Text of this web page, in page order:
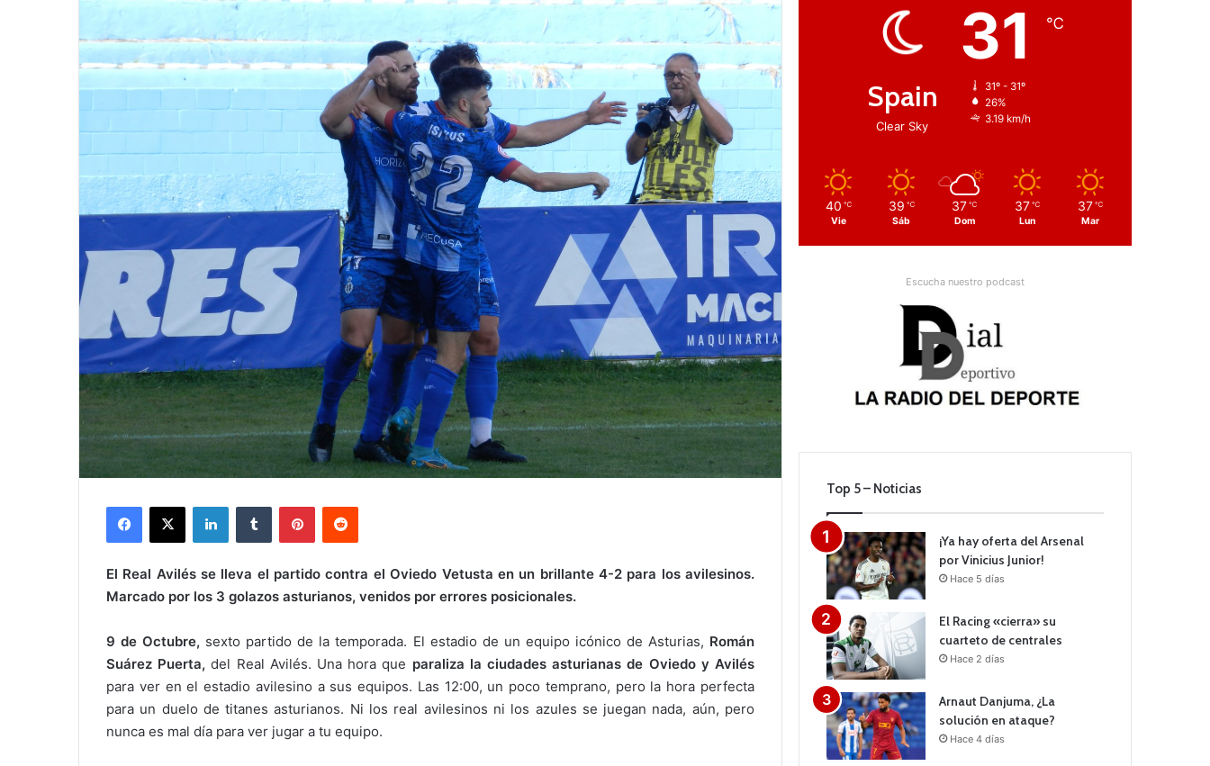
Facebook
X LinkedInTumblr PinterestReddit
El Real Avilés se lleva el partido contra el Oviedo Vetusta en un brillante 4-2 para los avilesinos.
Marcado por los 3 golazos asturianos, venidos por errores posicionales.
9 de Octubre, sexto partido de la temporada. El estadio de un equipo icónico de Asturias, Román
Suárez Puerta, del Real Avilés. Una hora que paraliza la ciudades asturianas de Oviedo y Avilés
para ver en el estadio avilesino a sus equipos. Las 12:00, un poco temprano, pero la hora perfecta
para un duelo de titanes asturianos. Ni los real avilesinos ni los azules se juegan nada, aún, pero
nunca es mal día para ver jugar a tu equipo.
Spain
Clear Sky
31 ℃
31º - 31º
26%
3.19 km/h
40 ℃
Vie
39 ℃
Sáb
37 ℃
Dom
37 ℃
Lun
37 ℃
Mar
Escucha nuestro podcast
Top 5 – Noticias
¡Ya hay oferta del Arsenal
por Vinicius Junior!
Hace 5 días
El Racing «cierra» su
cuarteto de centrales
Hace 2 días
Arnaut Danjuma, ¿La
solución en ataque?
Hace 4 días